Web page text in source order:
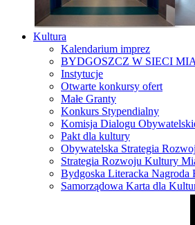
Kultura
Kalendarium imprez
BYDGOSZCZ W SIECI
Instytucje
Otwarte konkursy ofert
Małe Granty
Konkurs Stypendialny
Komisja Dialogu
Pakt dla kultury
Obywatelska Strategia
Strategia Rozwoju Kultury
Bydgoska Literacka Nagroda
Samorządowa Karta dla